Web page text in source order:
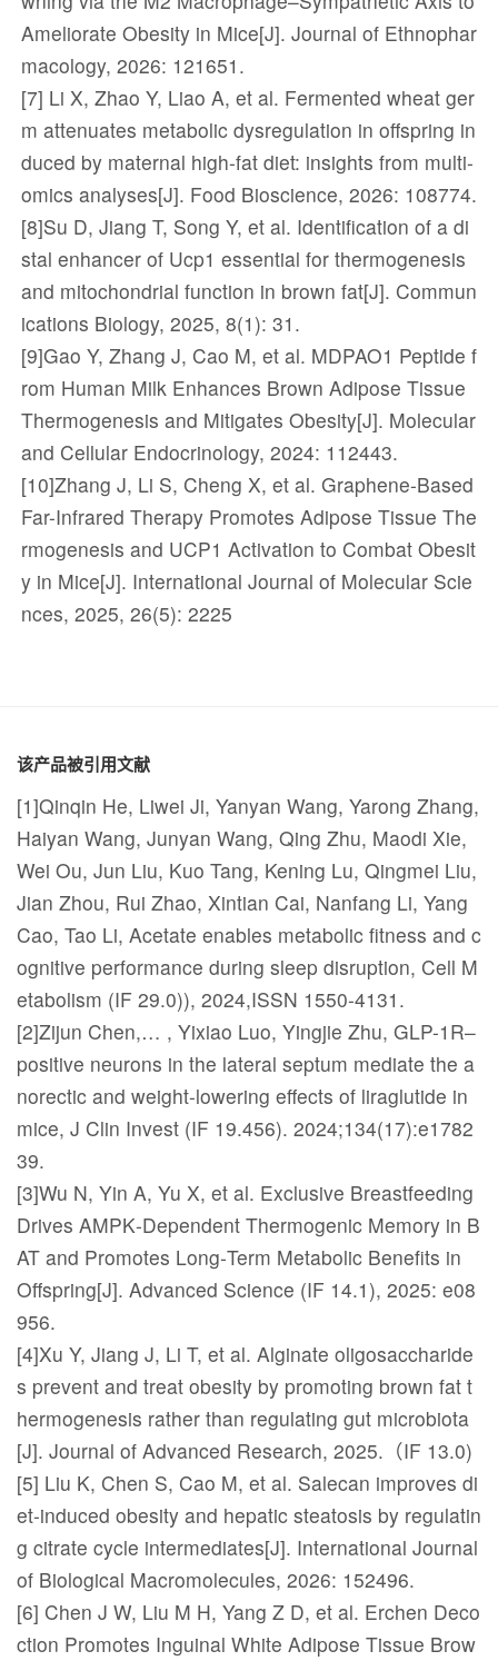
Ameliorate Obesity in Mice[J]. Journal of Ethnophar
macology, 2026: 121651.
[7] Li X, Zhao Y, Liao A, et al. Fermented wheat ger
m attenuates metabolic dysregulation in offspring in
duced by maternal high-fat diet: insights from multi-
omics analyses[J]. Food Bioscience, 2026: 108774.
[8]Su D, Jiang T, Song Y, et al. Identification of a di
stal enhancer of Ucp1 essential for thermogenesis
and mitochondrial function in brown fat[J]. Commun
ications Biology, 2025, 8(1): 31.
[9]Gao Y, Zhang J, Cao M, et al. MDPAO1 Peptide f
rom Human Milk Enhances Brown Adipose Tissue
Thermogenesis and Mitigates Obesity[J]. Molecular
and Cellular Endocrinology, 2024: 112443.
[10]Zhang J, Li S, Cheng X, et al. Graphene-Based
Far-Infrared Therapy Promotes Adipose Tissue The
rmogenesis and UCP1 Activation to Combat Obesit
y in Mice[J]. International Journal of Molecular Scie
nces, 2025, 26(5): 2225
该产品被引用文献
[1]Qinqin He, Liwei Ji, Yanyan Wang, Yarong Zhang,
Haiyan Wang, Junyan Wang, Qing Zhu, Maodi Xie,
Wei Ou, Jun Liu, Kuo Tang, Kening Lu, Qingmei Liu,
Jian Zhou, Rui Zhao, Xintian Cai, Nanfang Li, Yang
Cao, Tao Li, Acetate enables metabolic fitness and c
ognitive performance during sleep disruption, Cell M
etabolism (IF 29.0)), 2024,ISSN 1550-4131.
[2]Zijun Chen,… , Yixiao Luo, Yingjie Zhu, GLP-1R–
positive neurons in the lateral septum mediate the a
norectic and weight-lowering effects of liraglutide in
mice, J Clin Invest (IF 19.456). 2024;134(17):e1782
39.
[3]Wu N, Yin A, Yu X, et al. Exclusive Breastfeeding
Drives AMPK‐Dependent Thermogenic Memory in B
AT and Promotes Long‐Term Metabolic Benefits in
Offspring[J]. Advanced Science (IF 14.1), 2025: e08
956.
[4]Xu Y, Jiang J, Li T, et al. Alginate oligosaccharide
s prevent and treat obesity by promoting brown fat t
hermogenesis rather than regulating gut microbiota
[J]. Journal of Advanced Research, 2025.（IF 13.0)
[5] Liu K, Chen S, Cao M, et al. Salecan improves di
et-induced obesity and hepatic steatosis by regulatin
g citrate cycle intermediates[J]. International Journal
of Biological Macromolecules, 2026: 152496.
[6] Chen J W, Liu M H, Yang Z D, et al. Erchen Deco
ction Promotes Inguinal White Adipose Tissue Brow